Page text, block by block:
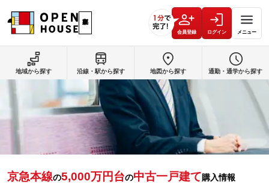
会員登録 ログイン メニュー
京急本線の5,000万円台の中古一戸建て購入情報
地域から探す 沿線・駅から探す 地図から探す 通勤・通学から探す